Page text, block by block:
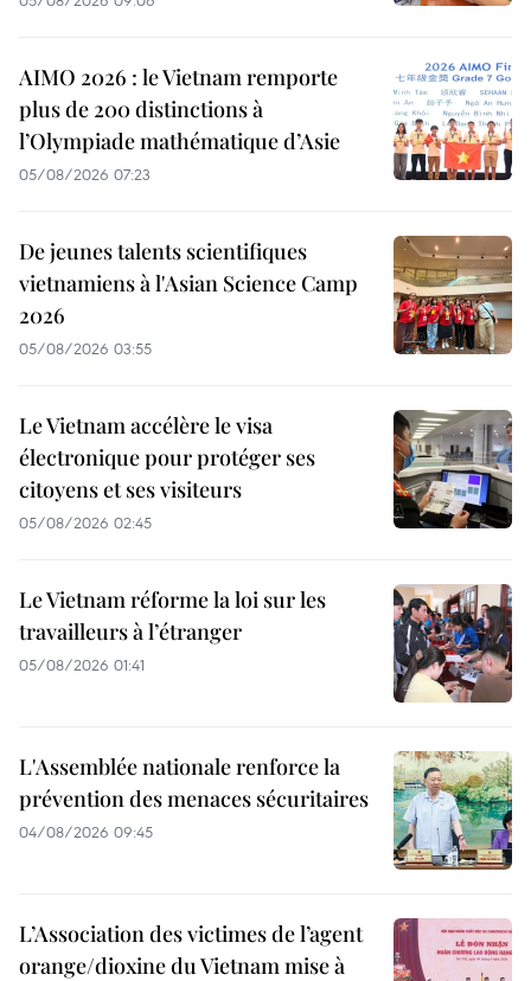
AIMO 2026 : le Vietnam remporte
plus de 200 distinctions à
l’Olympiade mathématique d’Asie
05/08/2026 07:23
De jeunes talents scientifiques
vietnamiens à l'Asian Science Camp
2026
05/08/2026 03:55
Le Vietnam accélère le visa
électronique pour protéger ses
citoyens et ses visiteurs
05/08/2026 02:45
Le Vietnam réforme la loi sur les
travailleurs à l’étranger
05/08/2026 01:41
L'Assemblée nationale renforce la
prévention des menaces sécuritaires
04/08/2026 09:45
L’Association des victimes de l’agent
orange/dioxine du Vietnam mise à